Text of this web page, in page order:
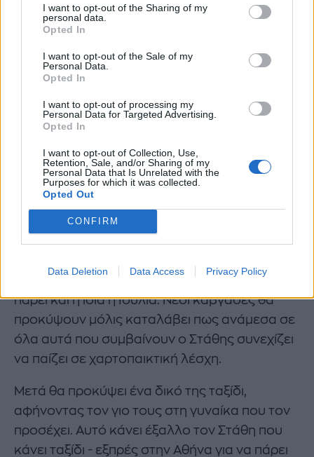
I want to opt-out of the Sharing of my
personal data.
Opted In
I want to opt-out of the Sale of my
Personal Data.
Opted In
I want to opt-out of processing my
Personal Data for Targeted Advertising.
Opted In
I want to opt-out of Collection, Use,
Retention, Sale, and/or Sharing of my
Personal Data that Is Unrelated with the
Purposes for which it was collected.
Opted Out
CONFIRM
Data Deletion Data Access Privacy Policy
https://www.instagram.com/p/DG_L9xssD8m/
Παρά τις προσπάθειες που θα κάνουν για το
αντίθετο δεν θα πιάσουν τόπο και θα
εξοργιστούν μαζί της. Όμως εκείνη έχει πάρει
πλέον τις αποφάσεις της.
Τις οριστικές της αποφάσεις όμως σύντομα θα
πάρει και η ίδια η Ιουλία. Νέοι καβγάδες θα
προκύψουν μόλις καταλάβει πως ανάμεσα σε
όλα αυτά που συμβαίνουν ο Στάθης συνεχίζει
να παίζει σε χαρτοπαικτική λέσχη.
Μετά θα προκύψει ένα δικό της ταξίδι,
αφήνοντας τον γιο τους στη γυναίκα που τον
προσέχει. Αυτό κάνει έξαλλο τον Στάθη που
κάνει ταξίδι - εξπρές στην Αθήνα για να πάρει